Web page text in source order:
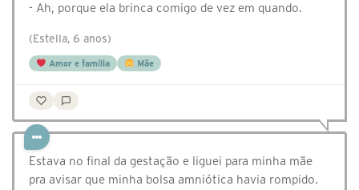
- Ah, porque ela brinca comigo de vez em quando.
(Estella, 6 anos)
Amor e família Mãe
Estava no final da gestação e liguei para minha mãe
pra avisar que minha bolsa amniótica havia rompido.